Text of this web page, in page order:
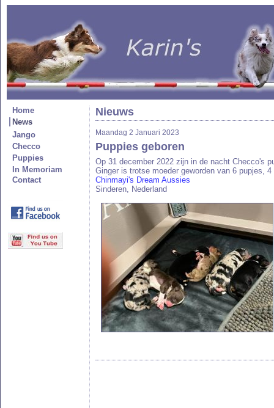
Home
News
Jango
Checco
Puppies
In Memoriam
Contact
Nieuws
Maandag 2 Januari 2023
Puppies geboren
Op 31 december 2022 zijn in de nacht Checco's
Ginger is trotse moeder geworden van 6 pupjes,
Chinmayi's Dream Aussies
Sinderen, Nederland